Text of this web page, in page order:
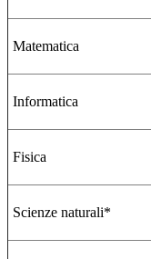
Matematica
Informatica
Fisica
Scienze naturali*